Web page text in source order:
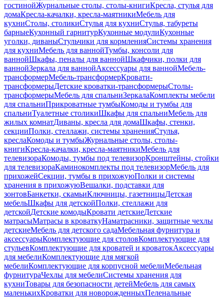
гостинойЖурнальные столы, столы-книгиКресла, стулья для
домаКресла-качалки, кресла-маятникиМебель для
кухниСтолы, столикиСтулья для кухниСтулья, табуреты
барныеКухонный гарнитурКухонные модулиКухонные
уголки, диваныСтульчики для кормленияСистемы хранения
для кухниМебель для ваннойТумбы, консоли для
ваннойШкафы, пеналы для ваннойШкафчики, полки для
ваннойЗеркала для ваннойАксессуары для ваннойМебель-
трансформерМебель-трансформерКровати-
трансформерыДетские кроватки-трансформерыСтолы-
трансформерыМебель для спальниЗеркалаКомплекты мебели
для спальниПрикроватные тумбыКомоды и тумбы для
спальниТуалетные столикиШкафы для спальниМебель для
жилых комнатДиваны, кресла для домаШкафы, стенки,
секцииПолки, стеллажи, системы храненияСтулья,
креслаКомоды и тумбыЖурнальные столы, столы-
книгиКресла-качалки, кресла-маятникиМебель для
телевизораКомоды, тумбы под телевизорКронштейны, стойки
для телевизораКаминокомплекты под телевизорМебель для
прихожейСекции, тумбы в прихожуюПолки и системы
хранения в прихожуюВешалки, подставки для
зонтовБанкетки, скамьиКлючницы, газетницыДетская
мебельШкафы для детскойПолки, стеллажи для
детскойДетские комодыКровати детскиеДетские
матрасыМатрасы в кроваткуНаматрасники, защитные чехлы
детскиеМебель для детского садаМебельная фурнитура и
аксессуарыКомплектующие для столовКомплектующие для
стульевКомплектующие для кроватей и кроватокАксессуары
для мебелиКомплектующие для мягкой
мебелиКомплектующие для корпусной мебелиМебельная
фурнитураЧехлы для мебелиСистемы хранения для
кухниТовары для безопасности детейМебель для самых
маленькихКроватки для новорожденныхПеленальные